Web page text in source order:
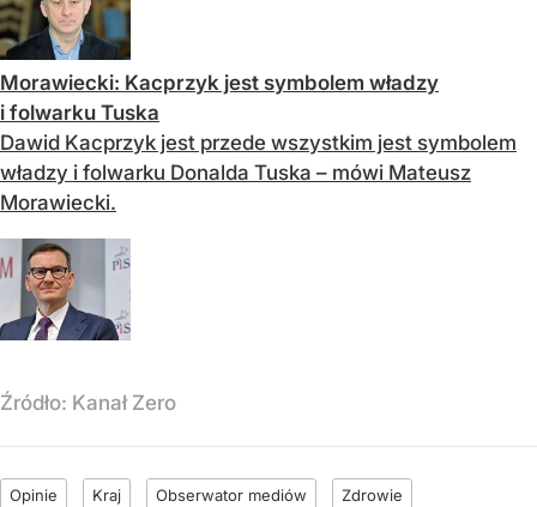
Morawiecki: Kacprzyk jest symbolem władzy
i folwarku Tuska
Dawid Kacprzyk jest przede wszystkim jest symbolem
władzy i folwarku Donalda Tuska – mówi Mateusz
Morawiecki.
Źródło: Kanał Zero
Opinie Kraj Obserwator mediów Zdrowie